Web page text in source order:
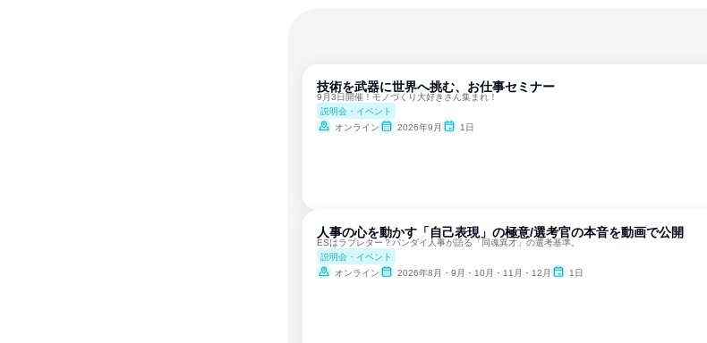
技術を武器に世界へ挑む、お仕事セミナー
9月3日開催！モノづくり大好きさん集まれ！
説明会・イベント
オンライン
2026年9月 1日
人事の心を動かす「自己表現」の極意/選考官の本音を動画で公開
ESはラブレター？バンダイ人事が語る「同魂異才」の選考基準。
説明会・イベント
オンライン
2026年8月・9月・10月・11月・12月 1日